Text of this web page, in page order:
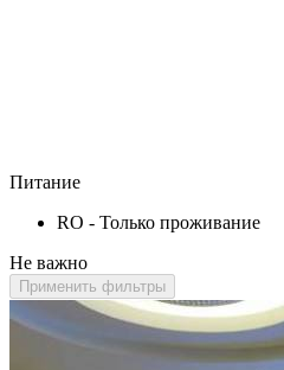
Питание
RO - Только проживание
Не важно
Применить фильтры